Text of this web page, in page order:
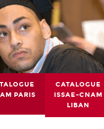
PARIS
CATALOGUE
ISSAE-CNAM
LIBAN